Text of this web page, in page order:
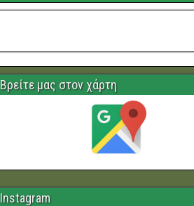
Βρείτε μας στον χάρτη
Instagram